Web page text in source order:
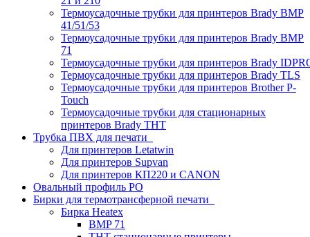
Термоусадочные трубки для принтеров Brady BMP
41/51/53
Термоусадочные трубки для принтеров Brady BMP
71
Термоусадочные трубки для принтеров Brady
Термоусадочные трубки для принтеров Brady TLS
Термоусадочные трубки для принтеров Brother P-
Touch
Термоусадочные трубки для стационарных
принтеров Brady THT
Трубка ПВХ для печати
Для принтеров Letatwin
Для принтеров Supvan
Для принтеров КП220 и CANON
Овальный профиль PO
Бирки для термотрансферной печати
Бирка Heatex
BMP 71